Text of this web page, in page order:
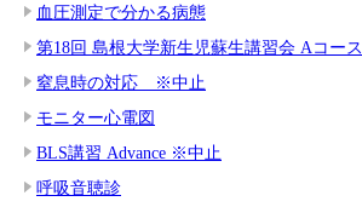
血圧測定で分かる病態
第18回 島根大学新生児蘇生講習会 Aコース
窒息時の対応 ※中止
モニター心電図
BLS講習 Advance ※中止
呼吸音聴診